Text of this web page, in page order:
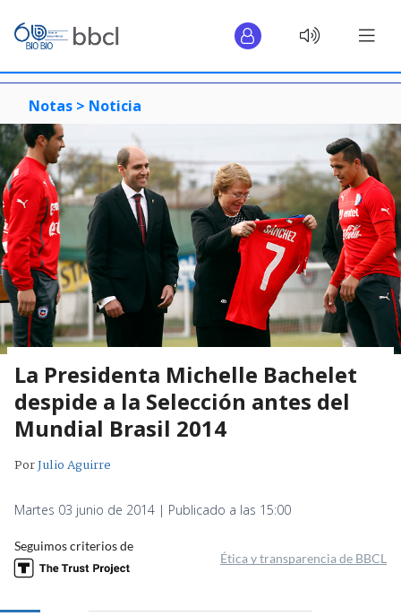
Notas > Noticia
La Presidenta Michelle Bachelet
despide a la Selección antes del
Mundial Brasil 2014
PorJulio Aguirre
Martes 03 junio de 2014 | Publicado a las 15:00
Seguimos criterios de
Ética y transparencia de BBCL